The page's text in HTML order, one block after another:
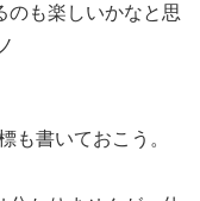
のも楽しいかなと思
も書いておこう。